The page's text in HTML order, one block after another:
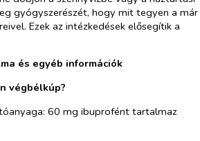
gyógyszerészét, hogy mit tegyen a már
Ezek az intézkedések elősegítik a
és egyéb információk
végbélkúp?
60 mg ibuprofént tartalmaz